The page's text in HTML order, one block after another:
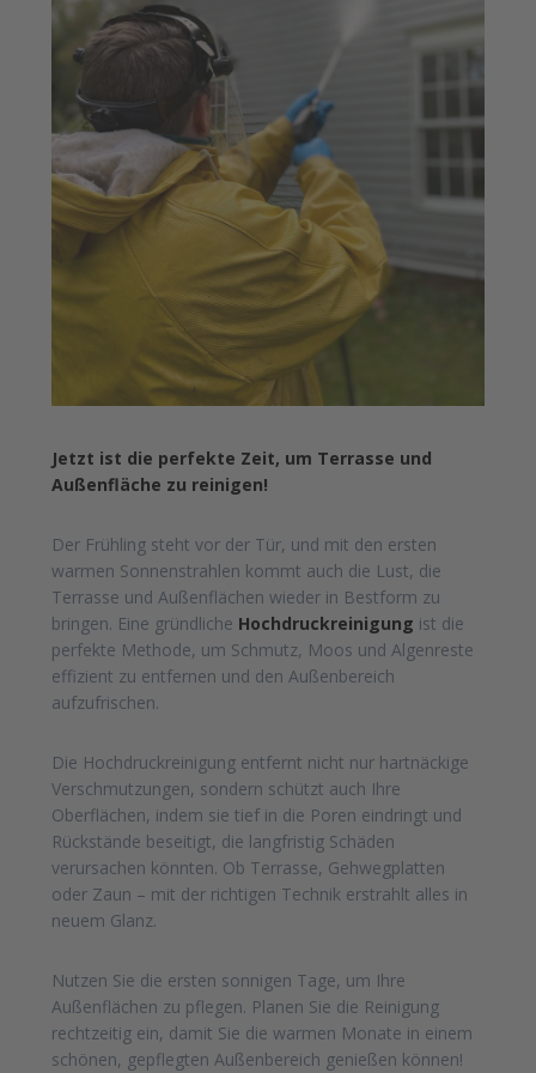
Jetzt ist die perfekte Zeit, um Terrasse und
Außenfläche zu reinigen!
Der Frühling steht vor der Tür, und mit den ersten
warmen Sonnenstrahlen kommt auch die Lust, die
Terrasse und Außenflächen wieder in Bestform zu
bringen. Eine gründliche Hochdruckreinigung ist die
perfekte Methode, um Schmutz, Moos und Algenreste
effizient zu entfernen und den Außenbereich
aufzufrischen.
Die Hochdruckreinigung entfernt nicht nur hartnäckige
Verschmutzungen, sondern schützt auch Ihre
Oberflächen, indem sie tief in die Poren eindringt und
Rückstände beseitigt, die langfristig Schäden
verursachen könnten. Ob Terrasse, Gehwegplatten
oder Zaun – mit der richtigen Technik erstrahlt alles in
neuem Glanz.
Nutzen Sie die ersten sonnigen Tage, um Ihre
Außenflächen zu pflegen. Planen Sie die Reinigung
rechtzeitig ein, damit Sie die warmen Monate in einem
schönen, gepflegten Außenbereich genießen können!